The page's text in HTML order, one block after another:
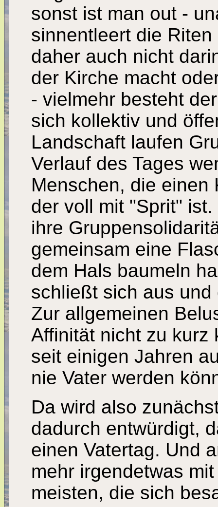
sonst ist man out -
sinnentleert die
daher auch nicht
der Kirche macht
- vielmehr besteht
sich kollektiv und
Landschaft laufen
Verlauf des Tages
Menschen, die einen
der voll mit "Sprit"
ihre
gemeinsam eine
dem Hals baumeln
schließt sich aus
Zur allgemeinen
Affinität nicht zu kurz
seit einigen Jahren
nie Vater werden
Da wird also
dadurch entwürdigt,
einen Vatertag. Und
mehr irgendetwas
meisten, die sich